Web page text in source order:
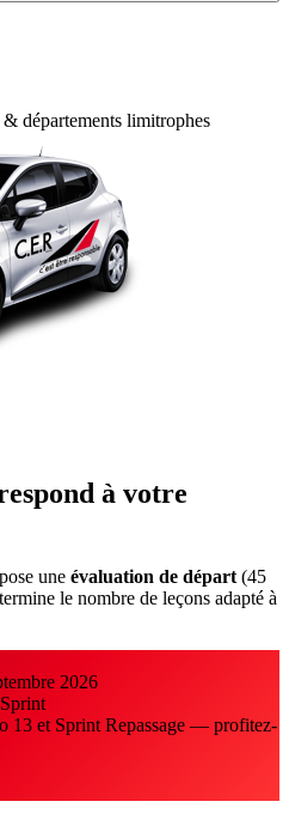
départements limitrophes
à votre
une évaluation de départ (45
le nombre de leçons adapté à
2026
13 et Sprint Repassage — profitez-